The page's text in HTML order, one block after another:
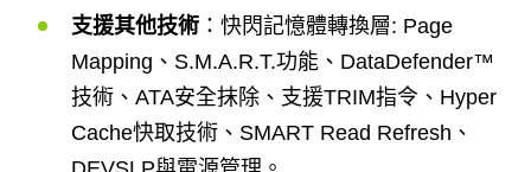
支援其他技術 ：快閃記憶體轉換層: Page
Mapping、S.M.A.R.T.功能、DataDefender™
技術、ATA安全抹除、支援TRIM指令、Hyper
Cache快取技術、SMART Read Refresh、